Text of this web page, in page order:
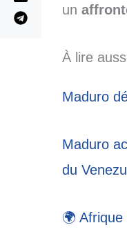
un
À lire
Maduro
Maduro
du
🌍